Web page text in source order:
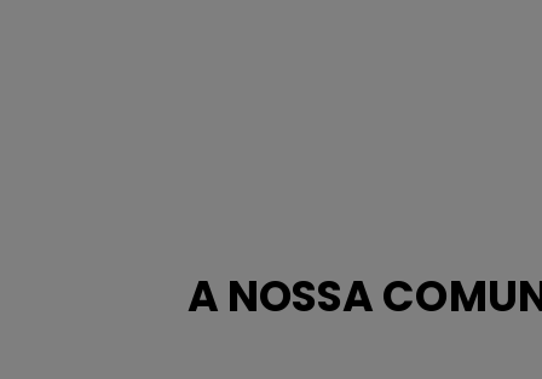
A NOSSA